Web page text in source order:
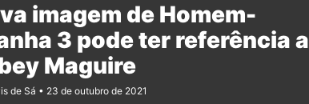
imagem de Homem-
3 pode ter referência a
Maguire
de Sá 23 de outubro de 2021